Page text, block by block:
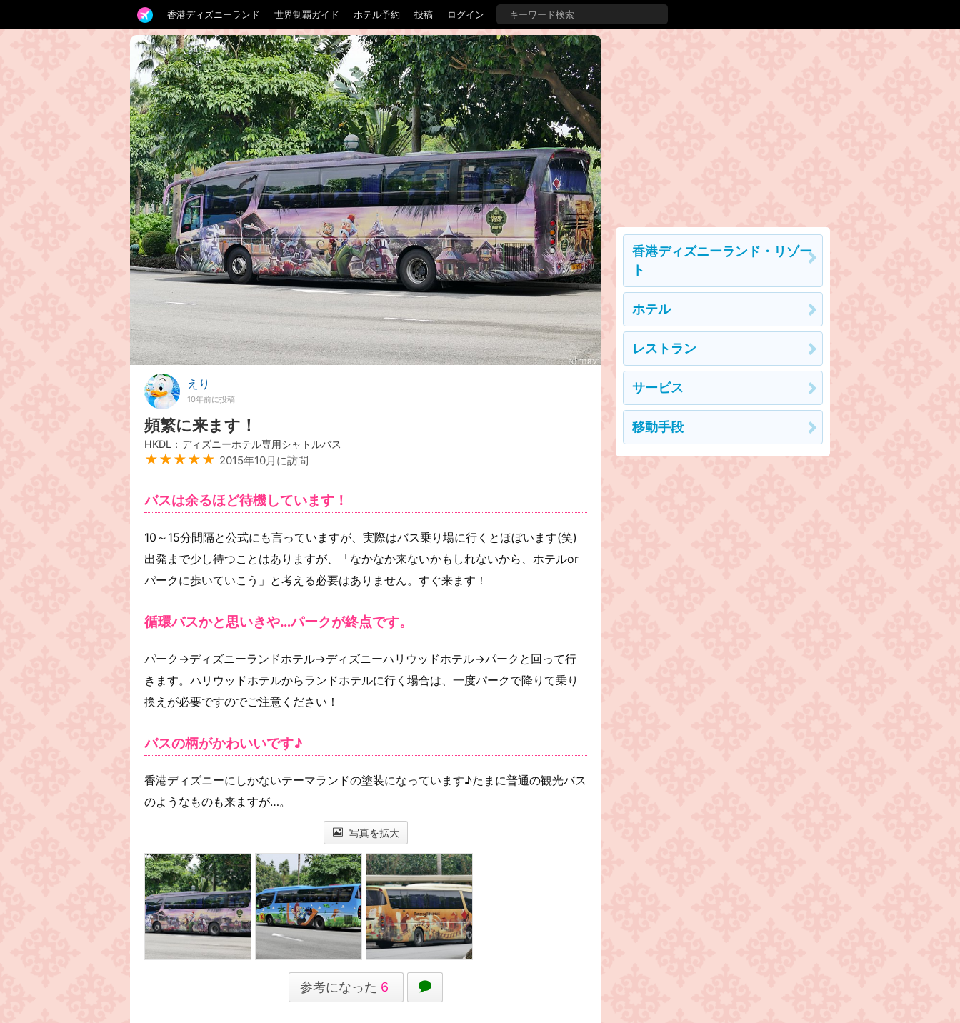
香港ディズニーランド 世界制覇ガイド ホテル予約 投稿 ログイン
えり
10年前に投稿
頻繁に来ます！
HKDL：ディズニーホテル専用シャトルバス
★★★★★ 2015年10月に訪問
バスは余るほど待機しています！
10～15分間隔と公式にも言っていますが、実際はバス乗り場に行くとほぼいます(笑)
出発まで少し待つことはありますが、「なかなか来ないかもしれないから、ホテルor
パークに歩いていこう」と考える必要はありません。すぐ来ます！
循環バスかと思いきや…パークが終点です。
パーク→ディズニーランドホテル→ディズニーハリウッドホテル→パークと回って行
きます。ハリウッドホテルからランドホテルに行く場合は、一度パークで降りて乗り
換えが必要ですのでご注意ください！
バスの柄がかわいいです♪
香港ディズニーにしかないテーマランドの塗装になっています♪たまに普通の観光バス
のようなものも来ますが…。
写真を拡大
参考になった 6
香港ディズニーランド・リゾー
ト
ホテル
レストラン
サービス
移動手段